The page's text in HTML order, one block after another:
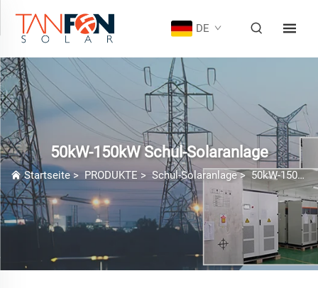
DE
50kW-150kW Schul-Solaranlage
Startseite> PRODUKTE > Schul-Solaranlage> 50kW-150kW Schul-Solaranlage